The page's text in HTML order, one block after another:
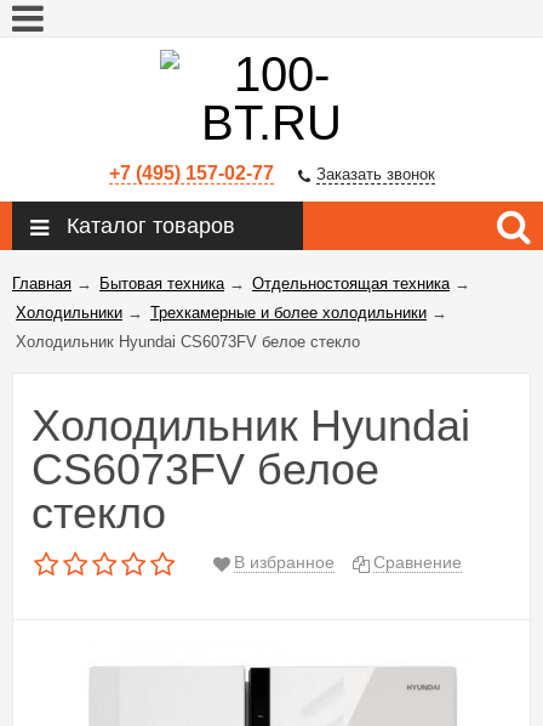
+7 (495) 157-02-77 Заказать звонок
Каталог товаров
Главная → Бытовая техника→ Отдельностоящая техника→
Холодильники → Трехкамерные и более холодильники →
Холодильник Hyundai CS6073FV белое стекло
Холодильник Hyundai
CS6073FV белое
стекло
В избранное Сравнение